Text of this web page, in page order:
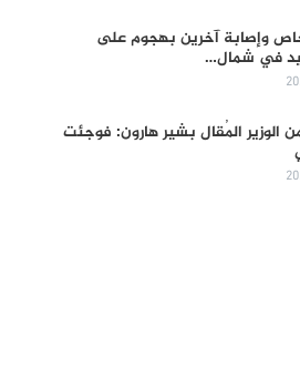
أشخاص وإصابة آخرين بهجوم على
في شمال…
الوزير المُقال بشير هارون: فوجئت